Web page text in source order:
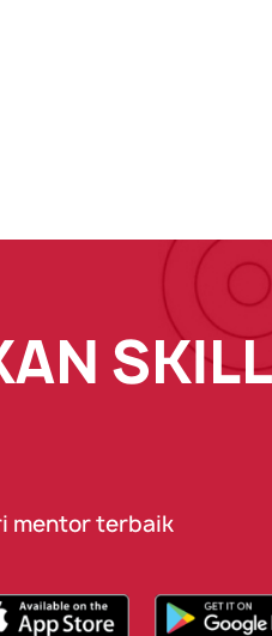
SKILL
mentor terbaik